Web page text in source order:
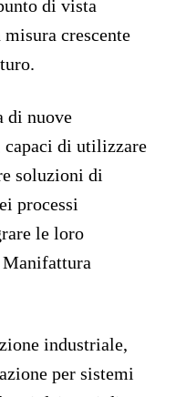
di vista
crescente
di nuove
capaci di utilizzare
soluzioni di
processi
le loro
Manifattura
industriale,
per sistemi